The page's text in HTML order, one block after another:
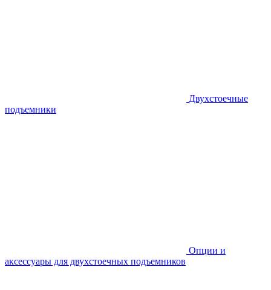
Двухстоечные
подъемники
Опции и
аксессуары для двухстоечных подъемников